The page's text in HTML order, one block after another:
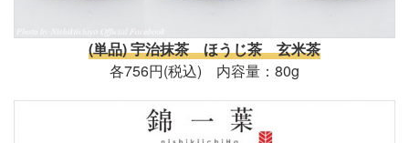
(単品) 宇治抹茶 ほうじ茶 玄米茶
各756円(税込) 内容量：80g